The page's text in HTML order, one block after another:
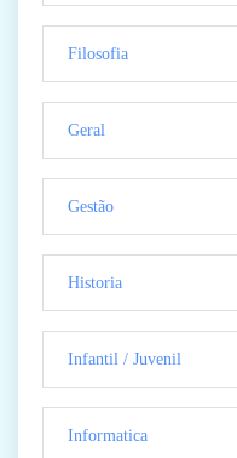
Filosofia
Geral
Gestão
Historia
Infantil / Juvenil
Informatica